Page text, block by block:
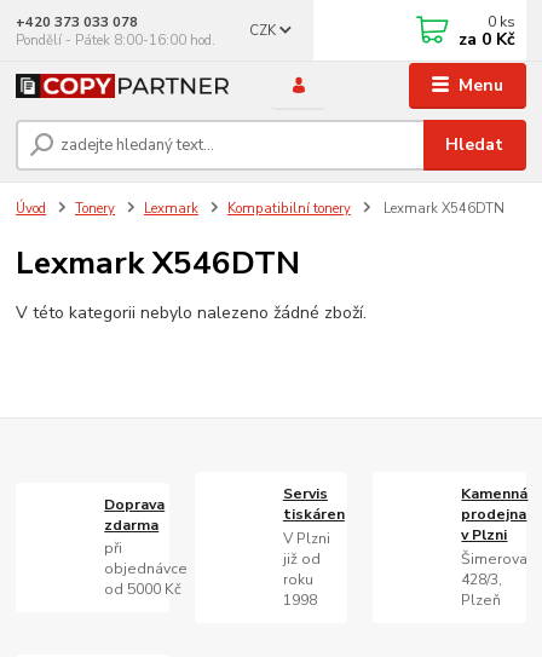
Menu
CZK
Hledat
+420 373 033 078
Pondělí - Pátek 8:00-16:00 hod.
0 ks
za 0 Kč
Úvod Tonery Lexmark Kompatibilní tonery Lexmark X546DTN
Lexmark X546DTN
V této kategorii nebylo nalezeno žádné zboží.
Doprava
zdarma
při
objednávce
od 5000 Kč
Servis
tiskáren
V Plzni
již od
roku
1998
Kamenná
prodejna
v Plzni
Šimerova
428/3,
Plzeň